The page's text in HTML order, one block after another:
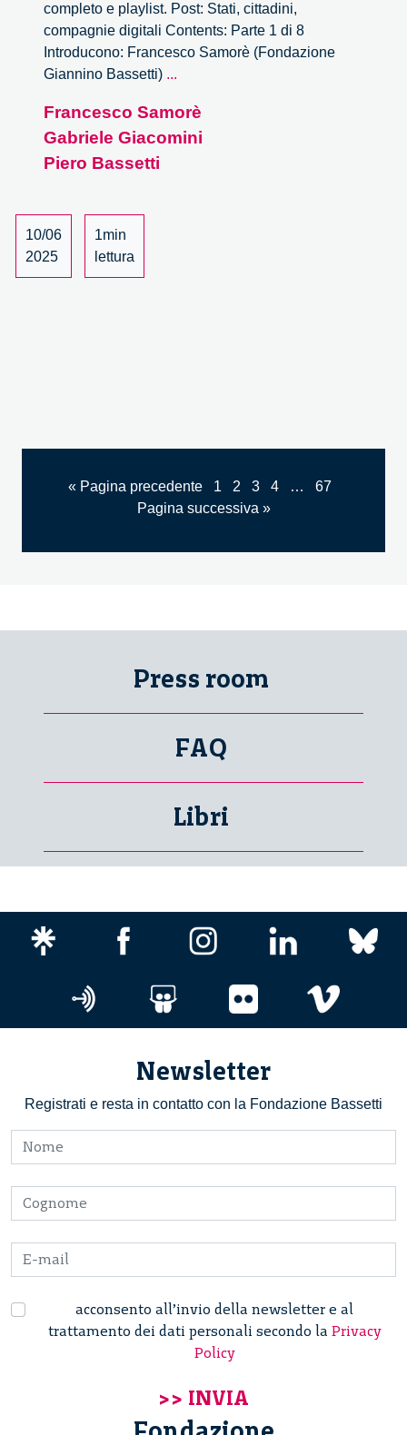
completo e playlist. Post: Stati, cittadini,
compagnie digitali Contents: Parte 1 di 8
Introducono: Francesco Samorè (Fondazione
Giannino Bassetti) ...
compagnie
digitali
Francesco Samorè
Gabriele Giacomini
Piero Bassetti
10/06
2025
1min
lettura
« Pagina precedente 1 2 3 4 …
67
Pagina successiva »
Press room
FAQ
Libri
Newsletter
Registrati e resta in contatto con la Fondazione Bassetti
acconsento all’invio della newsletter e al
trattamento dei dati personali secondo la Privacy
Policy